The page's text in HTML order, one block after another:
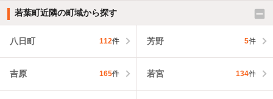
若葉町近隣の町域から探す
八日町 112件 芳野 5件
吉原 165件 若宮 134件